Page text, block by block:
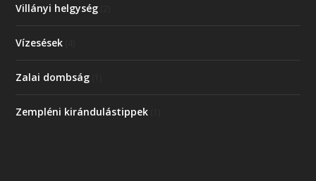
Villányi helgység
Vízesések
Zalai dombság
Zempléni kirándulástippek